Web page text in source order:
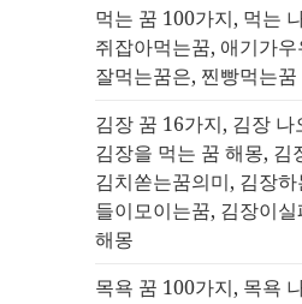
먹는 꿈 100가지, 먹는
쥐잡아먹는꿈, 애기가
잘먹는꿈은, 찐빵먹는꿈
김장 꿈 16가지, 김장 나
김장을 먹는 꿈 해몽, 김
김치쏟는꿈의미, 김장
들이모이는꿈, 김장이
해몽
목욕 꿈 100가지, 목욕